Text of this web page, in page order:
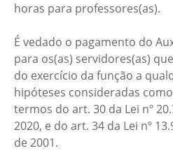
horas para professores(as).
É vedado o pagamento do
para os(as) servidores(as)
do exercício da função a
hipóteses consideradas
termos do art. 30 da Lei nº
2020, e do art. 34 da Lei nº
de 2001.